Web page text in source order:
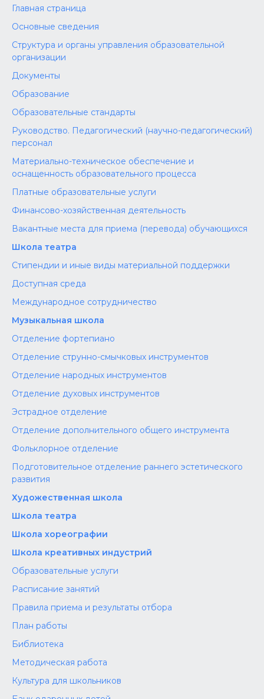
Главная страница
Основные сведения
Структура и органы управления образовательной
организации
Документы
Образование
Образовательные стандарты
Руководство. Педагогический (научно-педагогический)
персонал
Материально-техническое обеспечение и
оснащенность образовательного процесса
Платные образовательные услуги
Финансово-хозяйственная деятельность
Вакантные места для приема (перевода) обучающихся
Школа театра
Стипендии и иные виды материальной поддержки
Доступная среда
Международное сотрудничество
Музыкальная школа
Отделение фортепиано
Отделение струнно-смычковых инструментов
Отделение народных инструментов
Отделение духовых инструментов
Эстрадное отделение
Отделение дополнительного общего инструмента
Фольклорное отделение
Подготовительное отделение раннего эстетического
развития
Художественная школа
Школа‌‌‌‌ театра
Школа хореографии
Школа креативных индустрий
Образовательные услуги
Расписание занятий
Правила приема и результаты отбора
План работы
Библиотека
Методическая работа
Культура для школьников